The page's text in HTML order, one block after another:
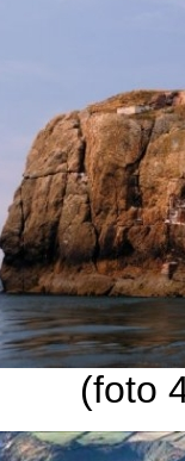
(foto